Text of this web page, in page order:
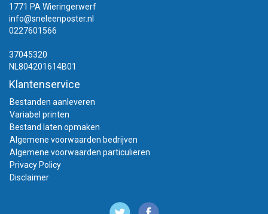
1771 PA Wieringerwerf
info@sneleenposter.nl
0227601566
37045320
NL804201614B01
Klantenservice
Bestanden aanleveren
Variabel printen
Bestand laten opmaken
Algemene voorwaarden bedrijven
Algemene voorwaarden particulieren
Privacy Policy
Disclaimer